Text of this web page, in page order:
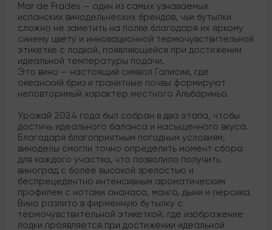
Mar de Frades — один из самых узнаваемых
испанских винодельческих брендов, чьи бутылки
сложно не заметить на полке благодаря их яркому
синему цвету и инновационной термочувствительной
этикетке с лодкой, появляющейся при достижении
идеальной температуры подачи.
Это вино — настоящий символ Галисии, где
океанский бриз и гранитные почвы формируют
неповторимый характер местного Альбариньо.
Урожай 2024 года был собран в два этапа, чтобы
достичь идеального баланса и насыщенного вкуса.
Благодаря благоприятным погодным условиям,
виноделы смогли точно определить момент сбора
для каждого участка, что позволило получить
виноград с более высокой зрелостью и
беспрецедентно интенсивным ароматическим
профилем с нотами ананаса, манго, дыни и персика.
Вино разлито в фирменную бутылку с
термочувствительной этикеткой, где изображение
лодки проявляется при достижении идеальной